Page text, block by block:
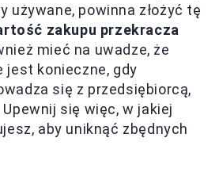
używane, powinna złożyć tę
zakupu przekracza
mieć na uwadze, że
jest konieczne, gdy
się z przedsiębiorcą,
się więc, w jakiej
aby uniknąć zbędnych